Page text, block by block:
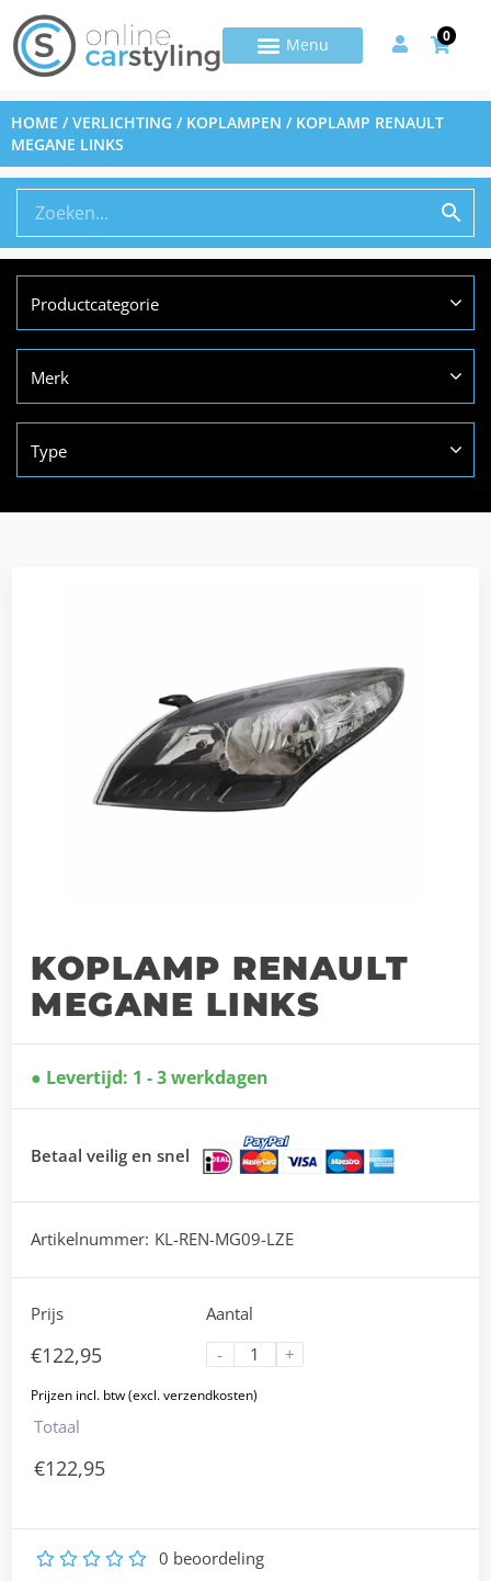
0
HOME /VERLICHTING / KOPLAMPEN / KOPLAMP RENAULT
MEGANE LINKS
Productcategorie
Merk
Type
KOPLAMP RENAULT
MEGANE LINKS
Levertijd: 1 - 3 werkdagen
Betaal veilig en snel
Artikelnummer: KL-REN-MG09-LZE
Prijs
€122,95
Aantal
-
+
Totaal
€122,95
5
4
3
2 0 beoordeling